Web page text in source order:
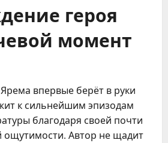
героя
момент
впервые берёт в руки
к сильнейшим эпизодам
благодаря своей почти
ощутимости. Автор не щадит